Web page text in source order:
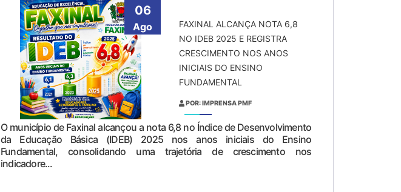
06
Ago
FAXINAL ALCANÇA NOTA 6,8
NO IDEB 2025 E REGISTRA
CRESCIMENTO NOS ANOS
INICIAIS DO ENSINO
FUNDAMENTAL
POR: IMPRENSA PMF
O município de Faxinal alcançou a nota 6,8 no Índice de Desenvolvimento
da Educação Básica (IDEB) 2025 nos anos iniciais do Ensino
Fundamental, consolidando uma trajetória de crescimento nos
indicadore...